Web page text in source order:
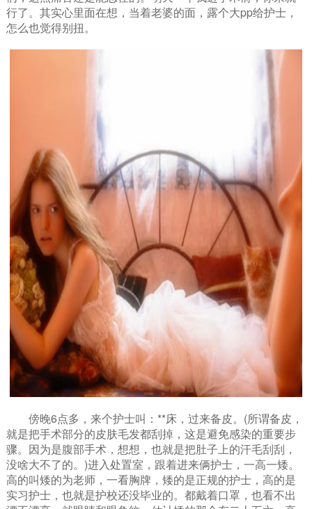
行了。其实心里面在想，当着老婆的面，露个大pp给护士，
怎么也觉得别扭。
傍晚6点多，来个护士叫：**床，过来备皮。(所谓备皮，
就是把手术部分的皮肤毛发都刮掉，这是避免感染的重要步
骤。因为是腹部手术，想想，也就是把肚子上的汗毛刮刮，
没啥大不了的。)进入处置室，跟着进来俩护士，一高一矮。
高的叫矮的为老师，一看胸牌，矮的是正规的护士，高的是
实习护士，也就是护校还没毕业的。都戴着口罩，也看不出